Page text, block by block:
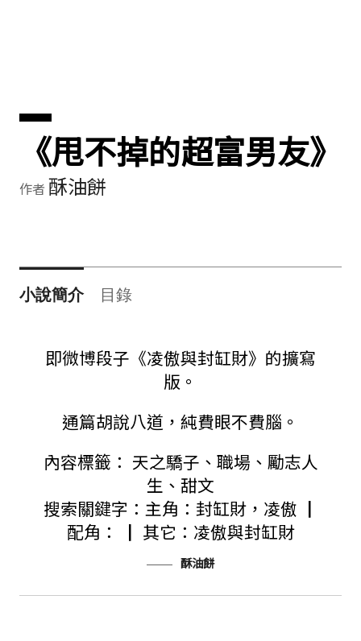
《甩不掉的超富男友》
作者 酥油餅
小說簡介 目錄
即微博段子《凌傲與封缸財》的擴寫
版。
通篇胡說八道，純費眼不費腦。
內容標籤： 天之驕子、職場、勵志人
生、甜文
搜索關鍵字：主角：封缸財，凌傲 ┃
配角： ┃ 其它：凌傲與封缸財
酥油餅